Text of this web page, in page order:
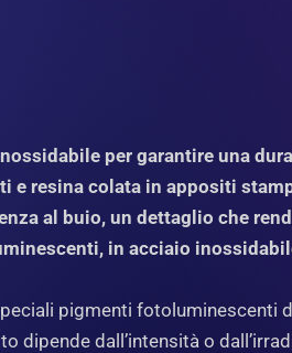
per garantire una
e resina colata in appositi
al buio, un dettaglio che
in acciaio
pigmenti fotoluminescenti
dipende dall’intensità o